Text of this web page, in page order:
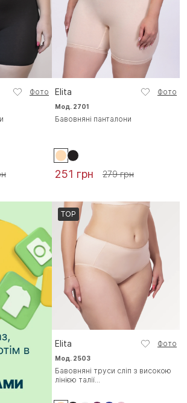
Фото Elita Фото
Мод. 2701
Бавовняні панталони
251 грн 279 грн
TOP
Elita Фото
Мод. 2503
Бавовняні труси сліп з високою
лінією талії...